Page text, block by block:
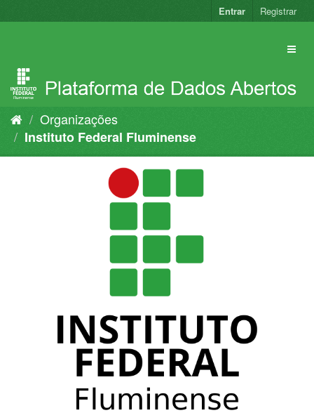
para
Entrar Registrar
Organizações
Instituto Federal Fluminense